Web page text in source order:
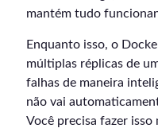
mantém tudo
Enquanto isso, o
múltiplas réplicas de
falhas de maneira
não vai
Você precisa fazer